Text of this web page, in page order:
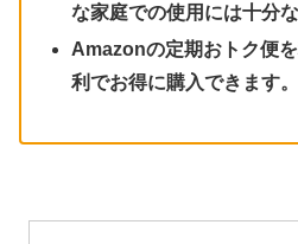
な家庭での使用には十分な
Amazonの定期おトク便
利でお得に購入できます。